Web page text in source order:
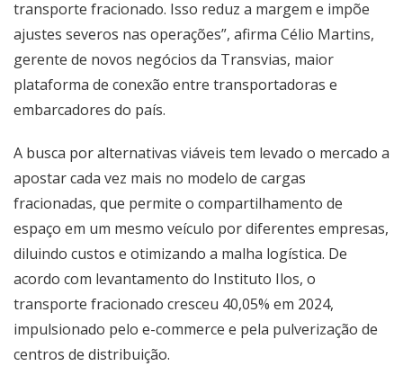
transporte fracionado. Isso reduz a margem e impõe
ajustes severos nas operações”, afirma Célio Martins,
gerente de novos negócios da Transvias, maior
plataforma de conexão entre transportadoras e
embarcadores do país.
A busca por alternativas viáveis tem levado o mercado a
apostar cada vez mais no modelo de cargas
fracionadas, que permite o compartilhamento de
espaço em um mesmo veículo por diferentes empresas,
diluindo custos e otimizando a malha logística. De
acordo com levantamento do Instituto Ilos, o
transporte fracionado cresceu 40,05% em 2024,
impulsionado pelo e-commerce e pela pulverização de
centros de distribuição.